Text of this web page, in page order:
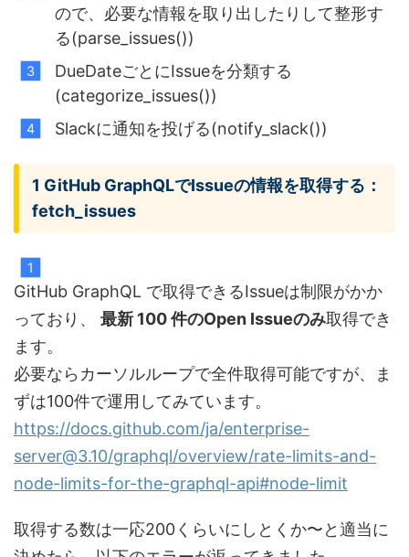
ので、必要な情報を取り出したりして整形す
る(parse_issues())
DueDateごとにIssueを分類する
(categorize_issues())
Slackに通知を投げる(notify_slack())
1 GitHub GraphQLでIssueの情報を取得する：
fetch_issues
GitHub GraphQL で取得できるIssueは制限がかか
っており、 最新 100 件のOpen Issueのみ取得でき
ます。
必要ならカーソルループで全件取得可能ですが、ま
ずは100件で運用してみています。
https://docs.github.com/ja/enterprise-
server@3.10/graphql/overview/rate-limits-and-
node-limits-for-the-graphql-api#node-limit
取得する数は一応200くらいにしとくか〜と適当に